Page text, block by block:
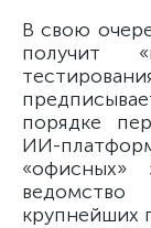
В свою
получит
порядке
ИИ-
«офисных»
крупнейших